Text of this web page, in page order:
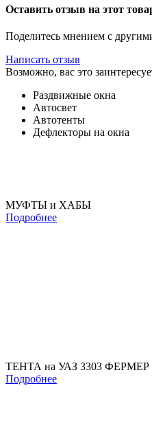
Оставить отзыв на этот
Поделитесь мнением с
Написать отзыв
Возможно, вас это
Раздвижные окна
Автосвет
Автотенты
Дефлекторы на окна
МУФТЫ и ХАБЫ
Подробнее
ТЕНТА на УАЗ 3303 ФЕРМЕР
Подробнее